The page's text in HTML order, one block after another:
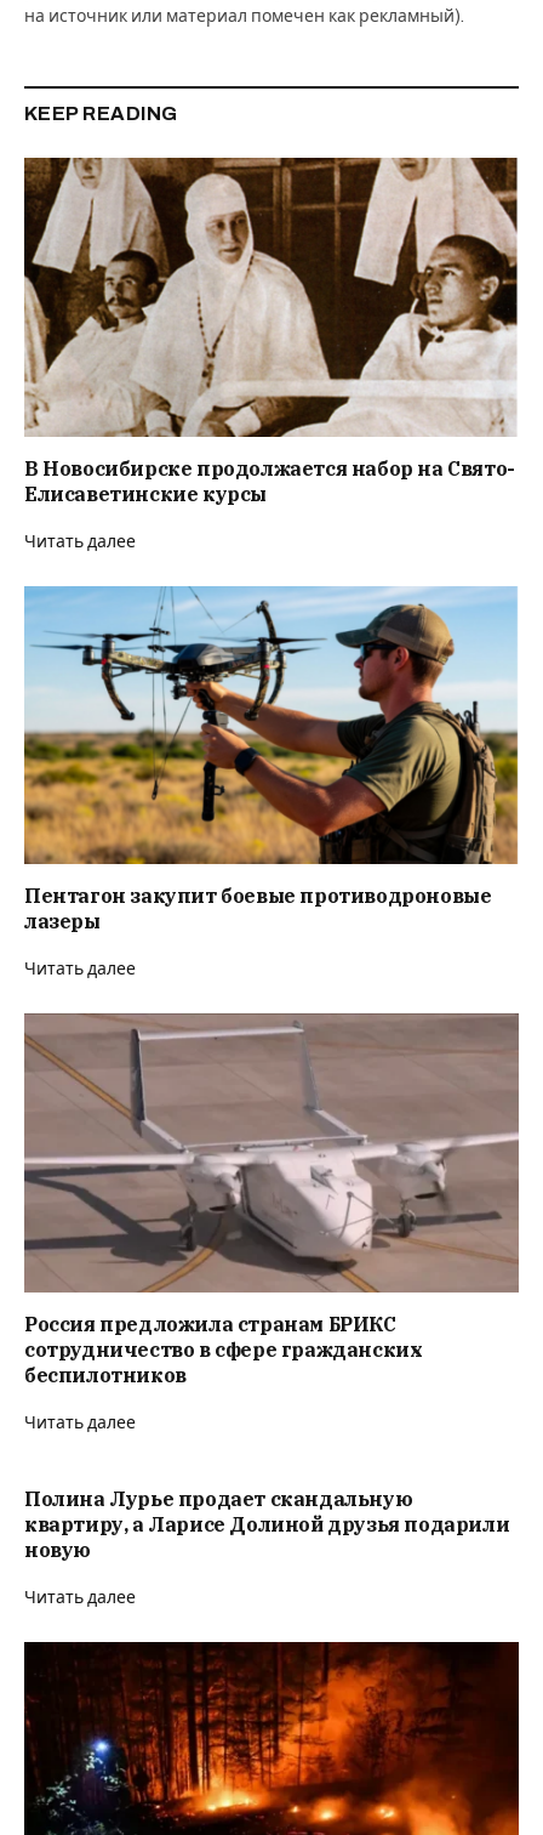
на источник или материал помечен как рекламный).
KEEP READING
В Новосибирске продолжается набор на Свято-
Елисаветинские курсы
Читать далее
Пентагон закупит боевые противодроновые
лазеры
Читать далее
Россия предложила странам БРИКС
сотрудничество в сфере гражданских
беспилотников
Читать далее
Полина Лурье продает скандальную
квартиру, а Ларисе Долиной друзья подарили
новую
Читать далее